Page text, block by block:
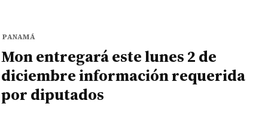
PANAMÁ
Mon entregará este lunes 2 de
diciembre información requerida
por diputados